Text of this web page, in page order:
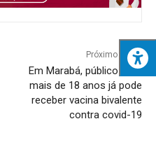
Próximo artigo
Em Marabá, público com
mais de 18 anos já pode
receber vacina bivalente
contra covid-19